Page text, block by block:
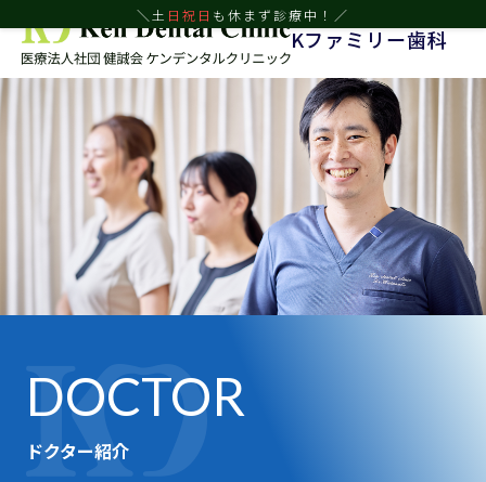
＼土 日 祝日 も休まず診療中！／
Kファミリー歯科
DOCTOR
ドクター紹介